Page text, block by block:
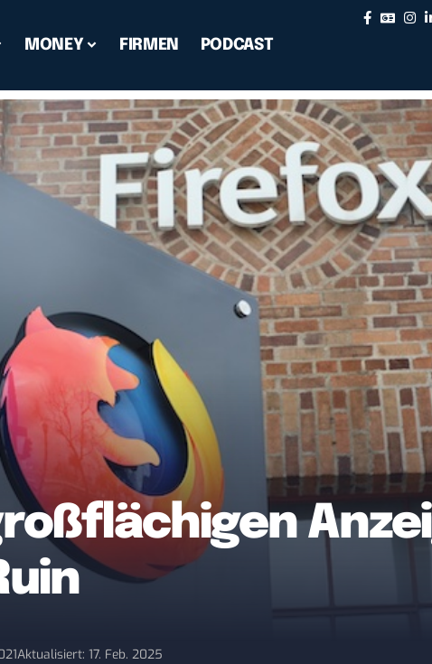
MONEY FIRMEN PODCAST
Aktualisiert: 17. Feb. 2025